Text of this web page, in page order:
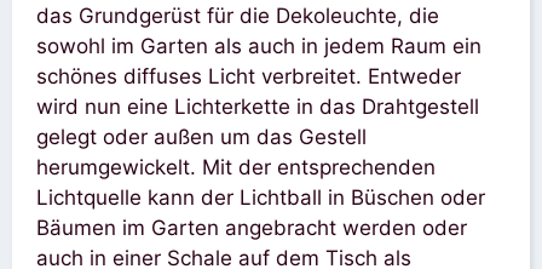
das Grundgerüst für die Dekoleuchte, die
sowohl im Garten als auch in jedem Raum ein
schönes diffuses Licht verbreitet. Entweder
wird nun eine Lichterkette in das Drahtgestell
gelegt oder außen um das Gestell
herumgewickelt. Mit der entsprechenden
Lichtquelle kann der Lichtball in Büschen oder
Bäumen im Garten angebracht werden oder
auch in einer Schale auf dem Tisch als